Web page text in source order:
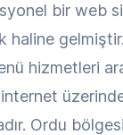
bir web
haline
hizmetleri
Ordu